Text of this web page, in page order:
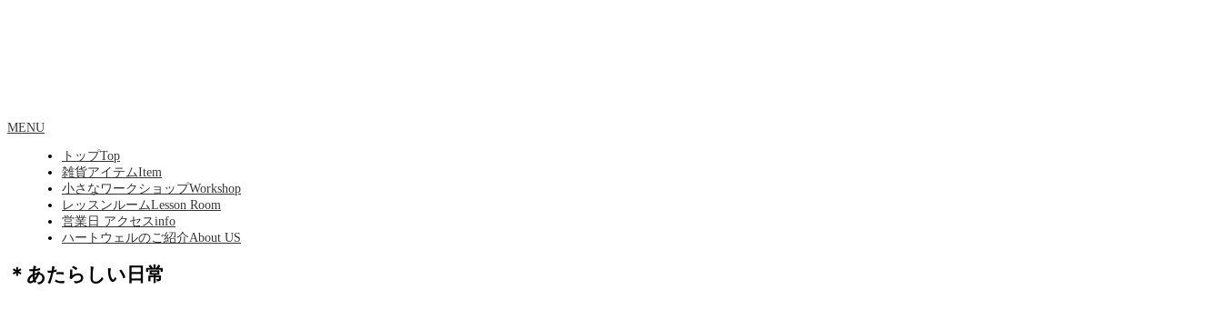
MENU
トップTop
雑貨アイテムItem
小さなワークショップWorkshop
レッスンルームLesson Room
営業日 アクセスinfo
ハートウェルのご紹介About US
＊あたらしい日常